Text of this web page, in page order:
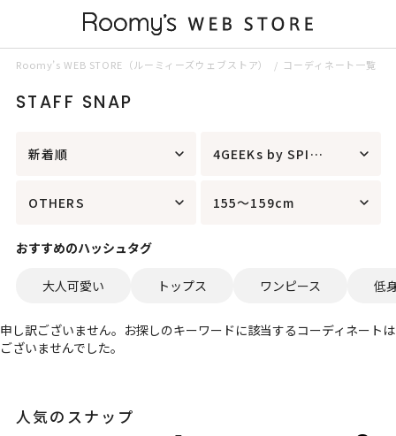
Roomy’s WEB STORE（ルーミィーズウェブストア） コーディネート一覧
STAFF SNAP
新着順 4GEEKs by SPIRALGIRL
OTHERS 155～159cm
おすすめのハッシュタグ
大人可愛い トップス ワンピース 低
申し訳ございません。お探しのキーワードに該当するコーディネートは
ございませんでした。
人気のスナップ